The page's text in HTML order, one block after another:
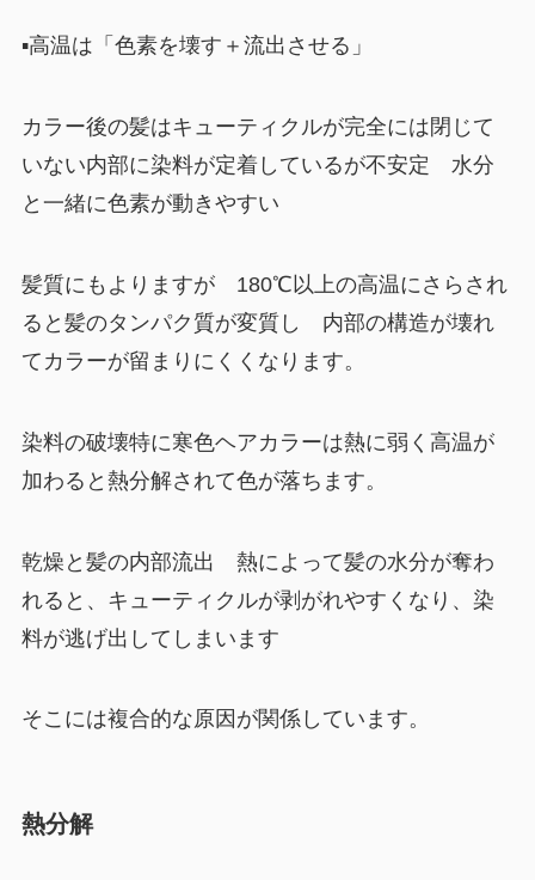
▪︎高温は「色素を壊す＋流出させる」
カラー後の髪はキューティクルが完全には閉じて
いない内部に染料が定着しているが不安定 水分
と一緒に色素が動きやすい
髪質にもよりますが 180℃以上の高温にさらされ
ると髪のタンパク質が変質し 内部の構造が壊れ
てカラーが留まりにくくなります。
染料の破壊特に寒色ヘアカラーは熱に弱く高温が
加わると熱分解されて色が落ちます。
乾燥と髪の内部流出 熱によって髪の水分が奪わ
れると、キューティクルが剥がれやすくなり、染
料が逃げ出してしまいます
そこには複合的な原因が関係しています。
熱分解